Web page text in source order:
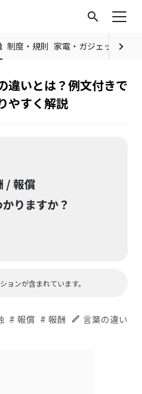
search
制度・規則 家電・ガジェット
違いとは？例文付きで
やすく解説
ンが含まれています。
# 報償 # 報酬 edit 言葉の違い